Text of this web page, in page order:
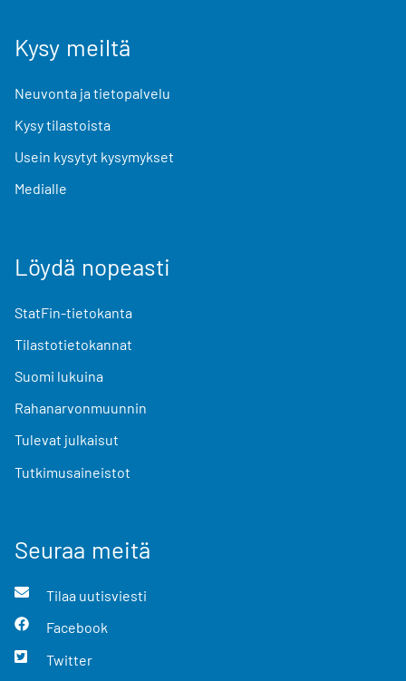
Kysy meiltä
Neuvonta ja tietopalvelu
Kysy tilastoista
Usein kysytyt kysymykset
Medialle
Löydä nopeasti
StatFin-tietokanta
Tilastotietokannat
Suomi lukuina
Rahanarvonmuunnin
Tulevat julkaisut
Tutkimusaineistot
Seuraa meitä
Tilaa uutisviesti
Facebook
Twitter